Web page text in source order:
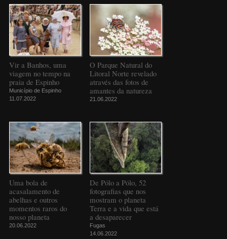
Vir a Banhos, uma
viagem no tempo na
praia de Espinho
Município de Espinho
11.07.2022
O Parque Natural do
Litoral Norte revelado
através das fotos de
amantes da natureza
21.06.2022
Uma bola de
acasalamento de
abelhas e outros
momentos raros do
nosso planeta
20.06.2022
De Pólo a Pólo, 52
fotografias que nos
mostram o planeta
Terra e a vida que está
a desaparecer
Fugas
14.06.2022